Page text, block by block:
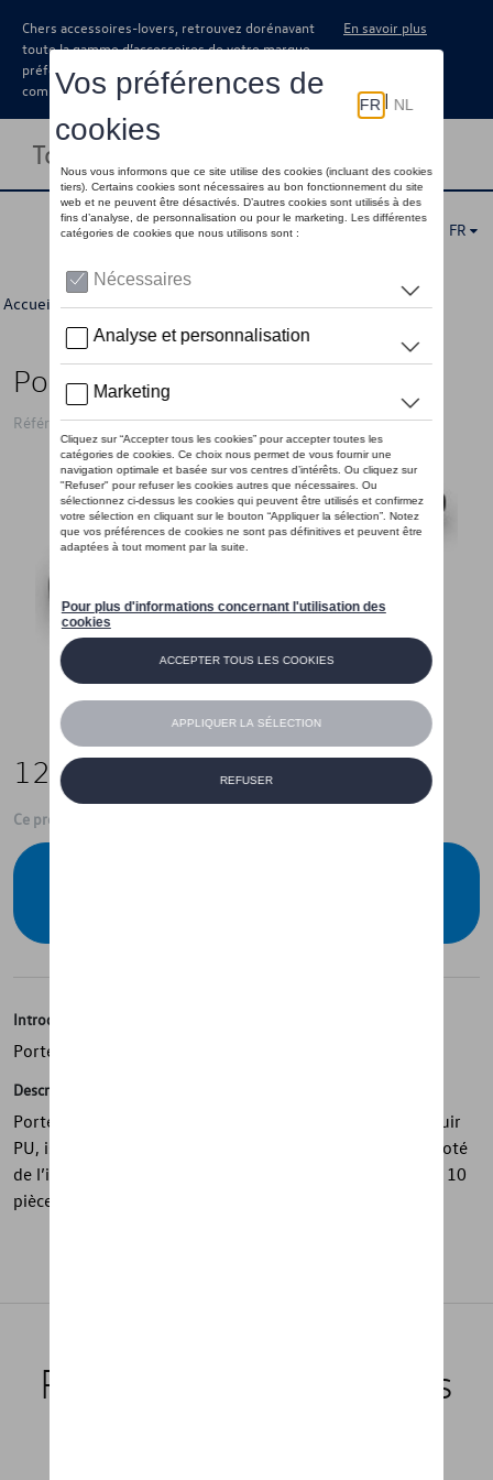
Chers accessoires-lovers, retrouvez dorénavant
toute la gamme d’accessoires de votre marque
préférée sous forme de catalogue à
commander auprès de votre concessionaire.
En savoir plus
Toggle navigation
FR
Accueil >Pour vous >Divers >Boites spéciales > Détail
Porte-clés VW Caddy, argent
Référence: 000087010M YPN
12,00 €
Ce produit n'est actuellement pas de stock
Introduction
Porte-clés
Description
Porte-clés métallique de haute qualité avec finition en cuir
PU, issu de la collection de produits publicitaires. Il est doté
de l’inscription gravée « Caddy » et disponible par lot de 10
pièces.
Produits recommandés